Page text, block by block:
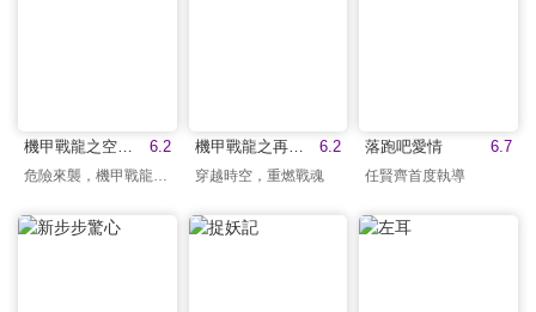
6.2
機甲戰龍之空島歷險
危險來襲，機甲戰龍出動
6.2
機甲戰龍之再度回到過去
穿越時空，重燃戰魂
6.7
落跑吧愛情
任賢齊首度執導